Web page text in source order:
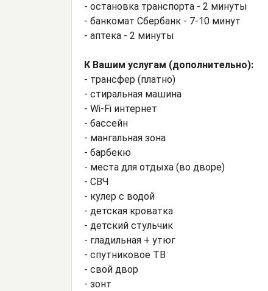
- остановка транспорта - 2 минуты
- банкомат Сбербанк - 7-10 минут
- аптека - 2 минуты
К Вашим услугам (дополнительно):
- трансфер (платно)
- стиральная машина
- Wi-Fi интернет
- бассейн
- мангальная зона
- барбекю
- места для отдыха (во дворе)
- СВЧ
- кулер с водой
- детская кроватка
- детский стульчик
- гладильная + утюг
- спутниковое ТВ
- свой двор
- зонт